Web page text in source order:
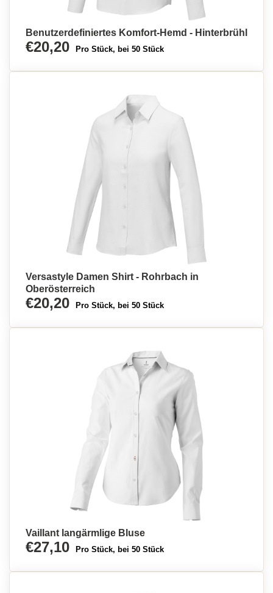
Benutzerdefiniertes Komfort-Hemd - Hinterbrühl
€20,20 Pro Stück, bei 50 Stück
Versastyle Damen Shirt - Rohrbach in
Oberösterreich
€20,20 Pro Stück, bei 50 Stück
Vaillant langärmlige Bluse
€27,10 Pro Stück, bei 50 Stück